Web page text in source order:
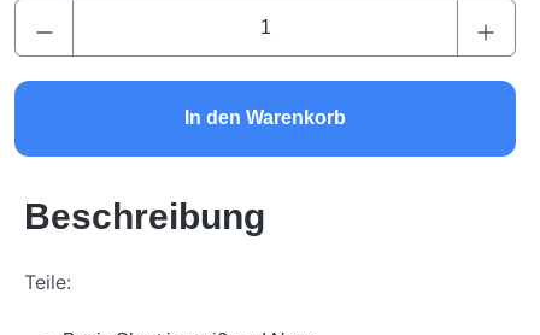
Produkt Anzahl: Gib den gewünschten
In den Warenkorb
Beschreibung
Teile: